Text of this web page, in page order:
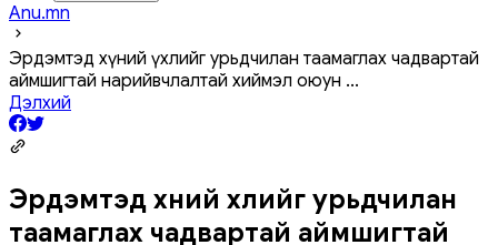
Anu.mn
Эрдэмтэд хүний ​​үхлийг урьдчилан таамаглах чадвартай
аймшигтай нарийвчлалтай хиймэл оюун ...
Дэлхий
Эрдэмтэд хүний ​​үхлийг урьдчилан
таамаглах чадвартай аймшигтай